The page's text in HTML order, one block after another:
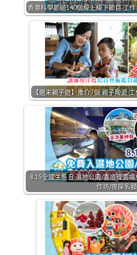
香港科學節逾140個線上線下節目 工
【週末親子遊】推介7個 親子陶瓷
8.15全國生態日 濕地公園/嘉道理農
作坊/夜探名額